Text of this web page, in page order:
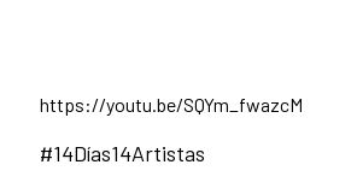
https://youtu.be/SQYm_fwazcM
#14Días14Artistas